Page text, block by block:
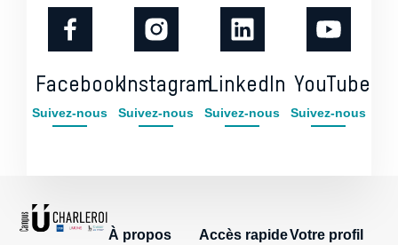
Facebook
Suivez-nous
Instagram
Suivez-nous
LinkedIn
Suivez-nous
YouTube
Suivez-nous
À propos
Accès rapideVotre profil